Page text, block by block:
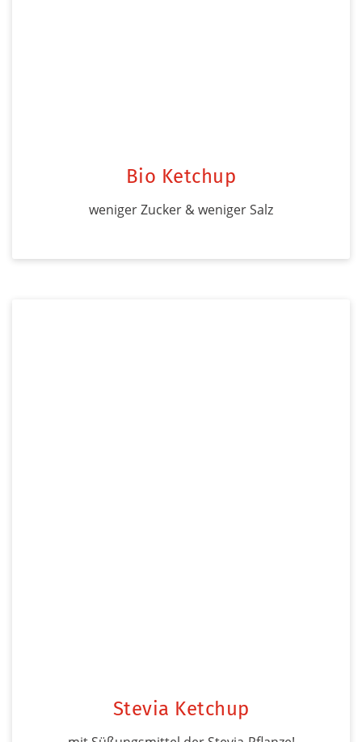
Bio Ketchup
weniger Zucker & weniger Salz
Stevia Ketchup